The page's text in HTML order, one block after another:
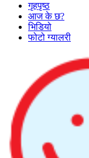
गृहपृष्ठ
आज के छ?
भिडियो
फोटो ग्यालरी